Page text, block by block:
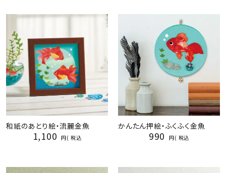
和紙のあとり絵・流麗金魚
1,100 税込
かんたん押絵・ふくふく金魚
990 税込